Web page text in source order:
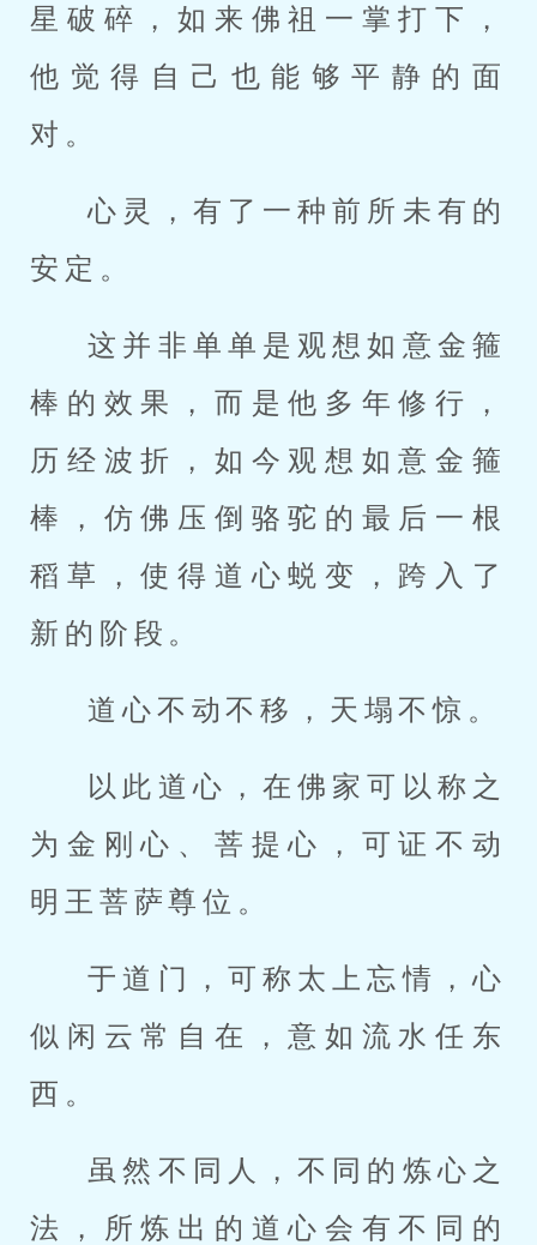
星破碎，如来佛祖一掌打下，
他觉得自己也能够平静的面
对。
心灵，有了一种前所未有的
安定。
这并非单单是观想如意金箍
棒的效果，而是他多年修行，
历经波折，如今观想如意金箍
棒，仿佛压倒骆驼的最后一根
稻草，使得道心蜕变，跨入了
新的阶段。
道心不动不移，天塌不惊。
以此道心，在佛家可以称之
为金刚心、菩提心，可证不动
明王菩萨尊位。
于道门，可称太上忘情，心
似闲云常自在，意如流水任东
西。
虽然不同人，不同的炼心之
法，所炼出的道心会有不同的